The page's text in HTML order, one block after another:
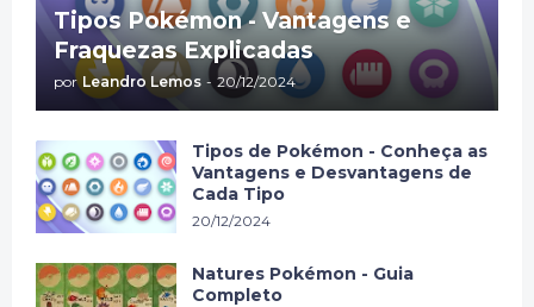
Tipos Pokémon - Vantagens e
Fraquezas Explicadas
por Leandro Lemos - 20/12/2024
Tipos de Pokémon - Conheça as
Vantagens e Desvantagens de
Cada Tipo
20/12/2024
Natures Pokémon - Guia
Completo